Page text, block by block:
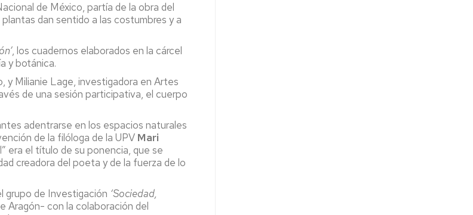
de México, partía de la obra del
dan sentido a las costumbres y a
, los cuadernos elaborados en la cárcel
y botánica.
y Milianie Lage, investigadora en Artes
de una sesión participativa, el cuerpo
adentrarse en los espacios naturales
de la filóloga de la UPV Mari
era el título de su ponencia, que se
creadora del poeta y de la fuerza de lo
grupo de Investigación ‘Sociedad,
Aragón- con la colaboración del